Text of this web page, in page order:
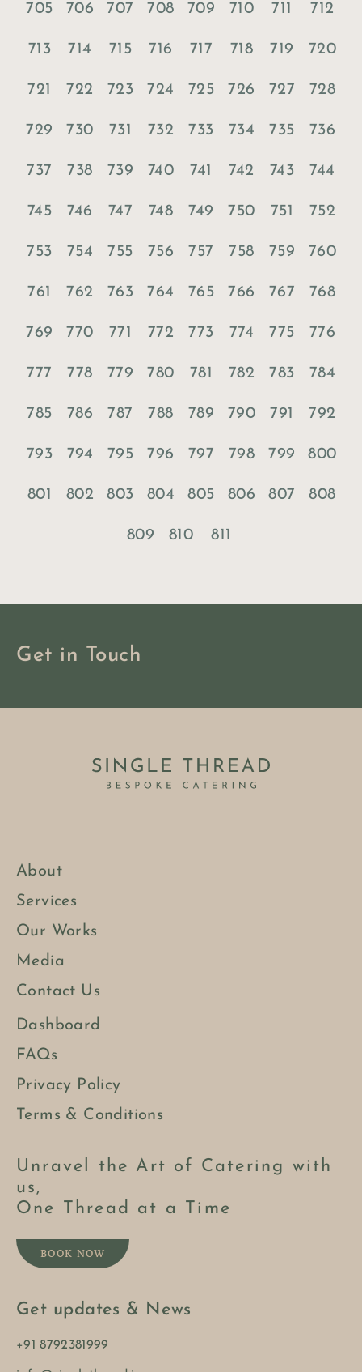
705 706 707 708 709 710 711 712
713 714 715 716 717 718 719 720
721 722 723 724 725 726 727 728
729 730 731 732 733 734 735 736
737 738 739 740 741 742 743 744
745 746 747 748 749 750 751 752
753 754 755 756 757 758 759 760
761 762 763 764 765 766 767 768
769 770 771 772 773 774 775 776
777 778 779 780 781 782 783 784
785 786 787 788 789 790 791 792
793 794 795 796 797 798 799 800
801 802 803 804 805 806 807 808
809 810 811
Get in Touch
About
Services
Our Works
Media
Contact Us
Dashboard
FAQs
Privacy Policy
Terms & Conditions
Unravel the Art of Catering with
us,
One Thread at a Time
BOOK NOW
Get updates & News
+91 8792381999